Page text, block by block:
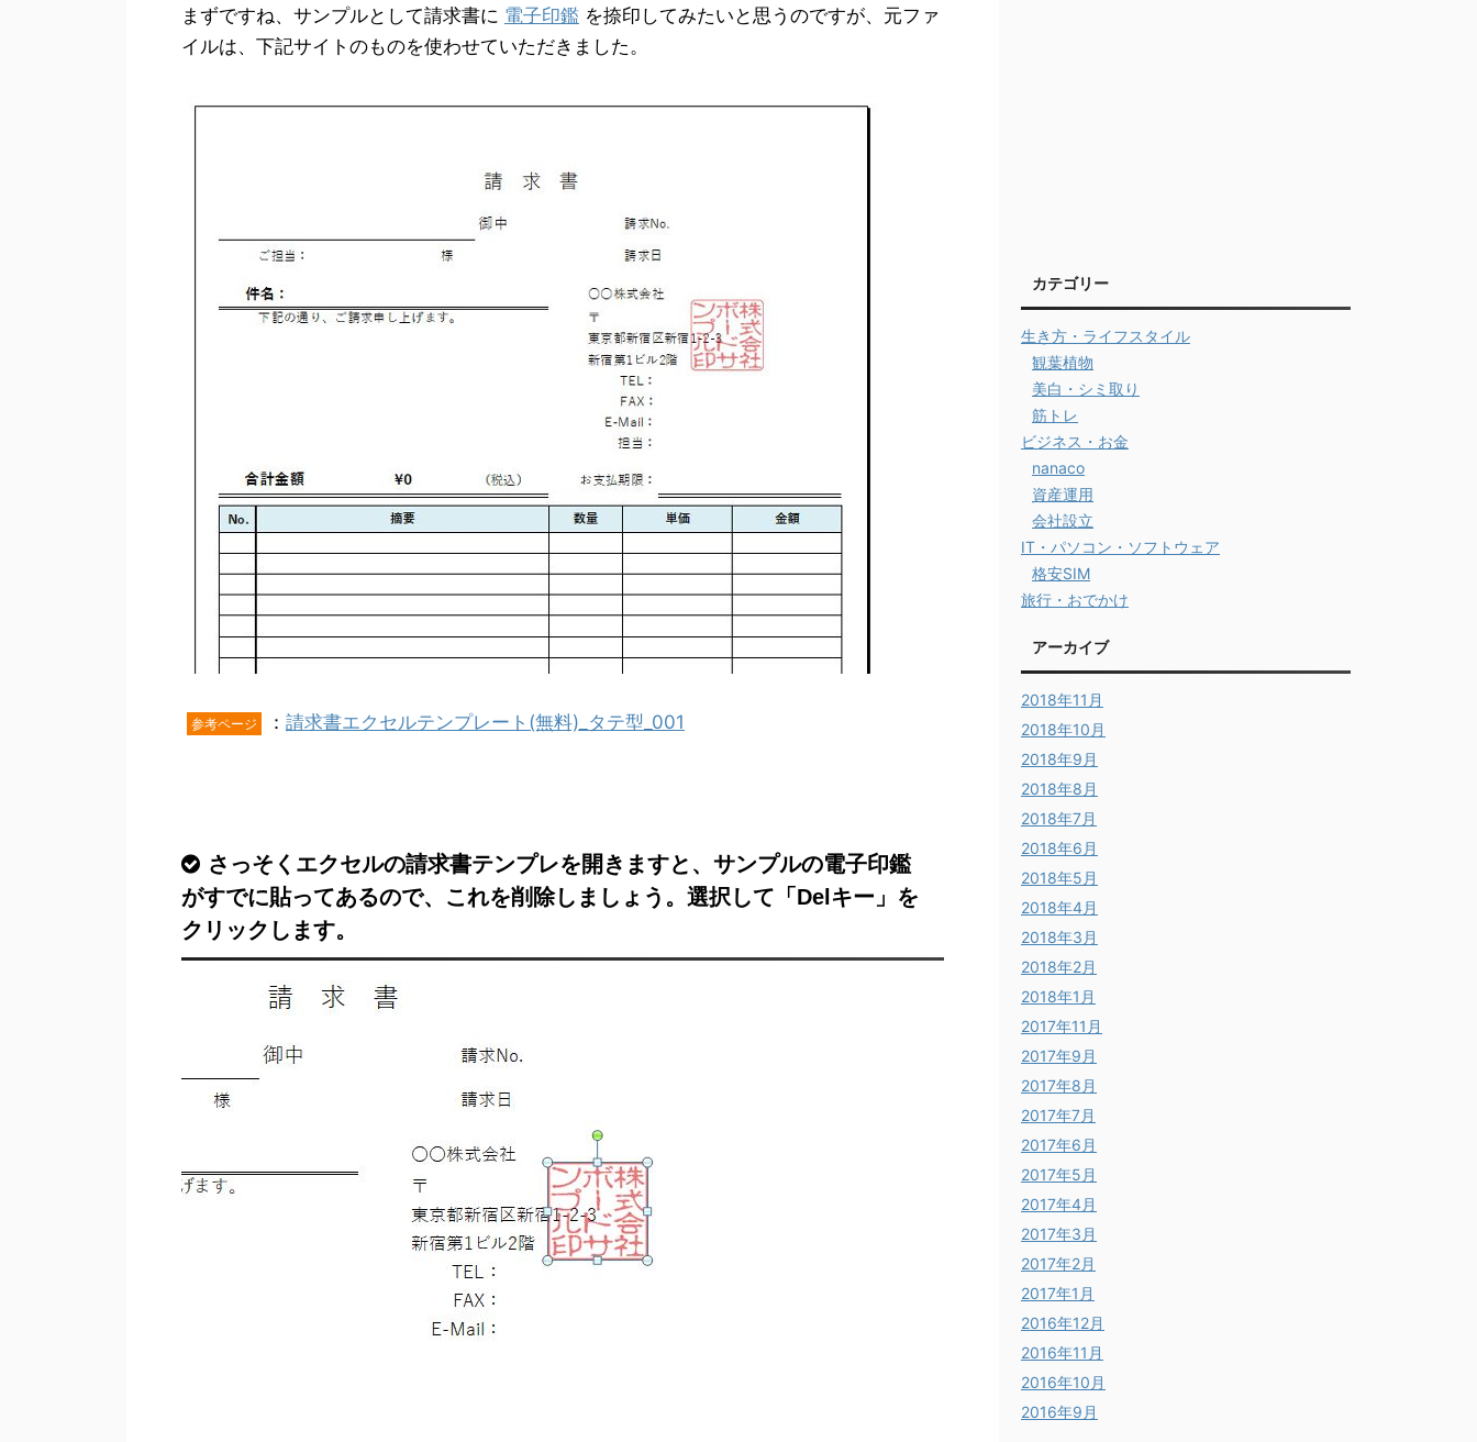
まずですね、サンプルとして請求書に 電子印鑑 を捺印してみたいと思うのですが、元ファ
イルは、下記サイトのものを使わせていただきました。
参考ページ ： 請求書エクセルテンプレート(無料)_タテ型_001
さっそくエクセルの請求書テンプレを開きますと、サンプルの電子印鑑
がすでに貼ってあるので、これを削除しましょう。選択して「Delキー」を
クリックします。
カテゴリー
生き方・ライフスタイル
観葉植物
美白・シミ取り
筋トレ
ビジネス・お金
nanaco
資産運用
会社設立
IT・パソコン・ソフトウェア
格安SIM
旅行・おでかけ
アーカイブ
2018年11月
2018年10月
2018年9月
2018年8月
2018年7月
2018年6月
2018年5月
2018年4月
2018年3月
2018年2月
2018年1月
2017年11月
2017年9月
2017年8月
2017年7月
2017年6月
2017年5月
2017年4月
2017年3月
2017年2月
2017年1月
2016年12月
2016年11月
2016年10月
2016年9月